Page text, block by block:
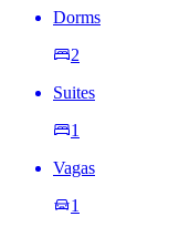
Dorms
2
Suites
1
Vagas
1